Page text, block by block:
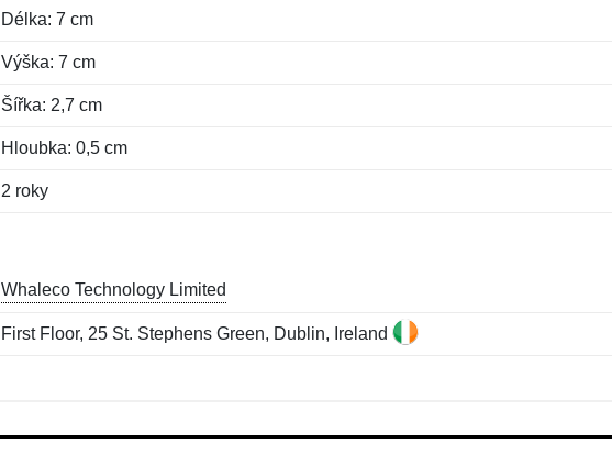
Délka: 7 cm
Výška: 7 cm
Šířka: 2,7 cm
Hloubka: 0,5 cm
2 roky
Whaleco Technology Limited
First Floor, 25 St. Stephens Green, Dublin, Ireland